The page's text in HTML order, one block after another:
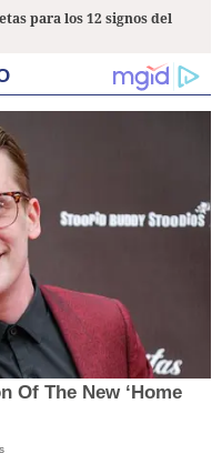
para los 12 signos del
Of The New ‘Home